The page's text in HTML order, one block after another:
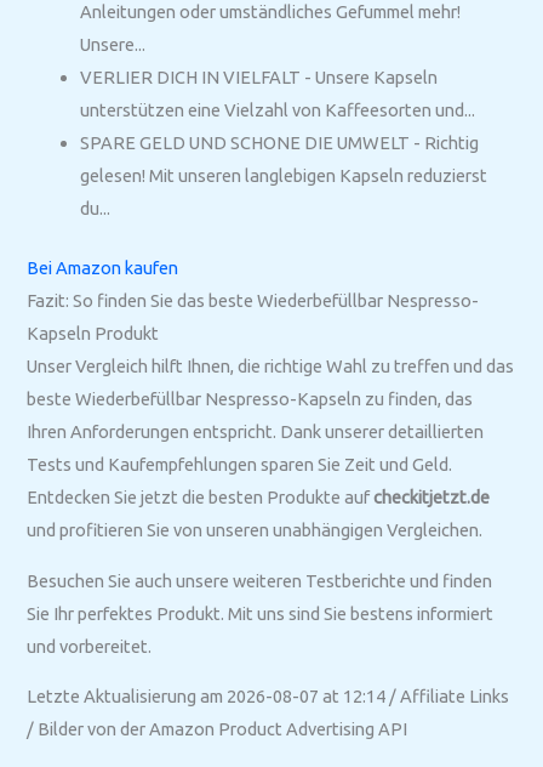
Anleitungen oder umständliches Gefummel mehr!
Unsere...
VERLIER DICH IN VIELFALT - Unsere Kapseln
unterstützen eine Vielzahl von Kaffeesorten und...
SPARE GELD UND SCHONE DIE UMWELT - Richtig
gelesen! Mit unseren langlebigen Kapseln reduzierst
du...
Bei Amazon kaufen
Fazit: So finden Sie das beste Wiederbefüllbar Nespresso-
Kapseln Produkt
Unser Vergleich hilft Ihnen, die richtige Wahl zu treffen und das
beste Wiederbefüllbar Nespresso-Kapseln zu finden, das
Ihren Anforderungen entspricht. Dank unserer detaillierten
Tests und Kaufempfehlungen sparen Sie Zeit und Geld.
Entdecken Sie jetzt die besten Produkte aufcheckitjetzt.de
und profitieren Sie von unseren unabhängigen Vergleichen.
Besuchen Sie auch unsere weiteren Testberichte und finden
Sie Ihr perfektes Produkt. Mit uns sind Sie bestens informiert
und vorbereitet.
Letzte Aktualisierung am 2026-08-07 at 12:14 / Affiliate Links
/ Bilder von der Amazon Product Advertising API